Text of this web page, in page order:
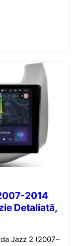
2014
Detaliată,
Jazz 2 (2007–